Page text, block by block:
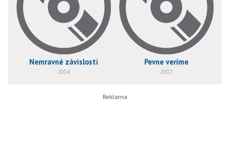
Nemravné závislosti
2004
Pevne veríme
2002